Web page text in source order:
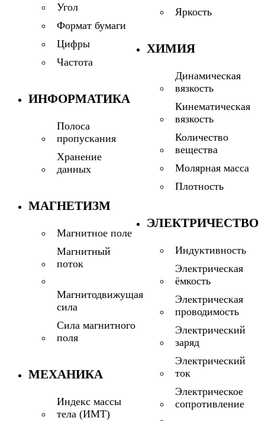
Угол
Формат бумаги
Цифры
Частота
ИНФОРМАТИКА
Полоса
пропускания
Хранение
данных
МАГНЕТИЗМ
Магнитное поле
Магнитный
поток
Магнитодвижущая
сила
Сила магнитного
поля
МЕХАНИКА
Индекс массы
тела (ИМТ)
Яркость
ХИМИЯ
Динамическая
вязкость
Кинематическая
вязкость
Количество
вещества
Молярная масса
Плотность
ЭЛЕКТРИЧЕСТВО
Индуктивность
Электрическая
ёмкость
Электрическая
проводимость
Электрический
заряд
Электрический
ток
Электрическое
сопротивление